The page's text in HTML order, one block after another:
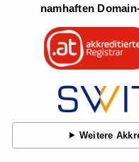
namhaften
Weitere